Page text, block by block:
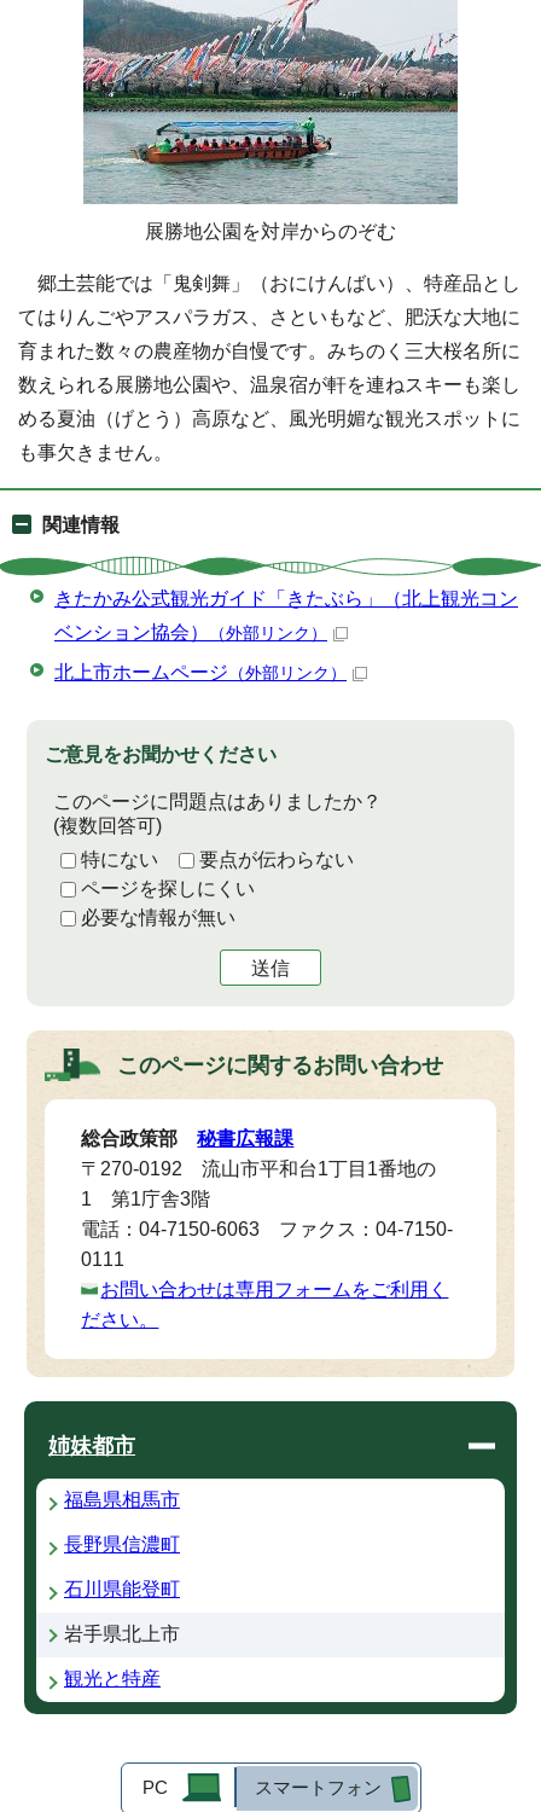
展勝地公園を対岸からのぞむ
郷土芸能では「鬼剣舞」（おにけんばい）、特産品とし
てはりんごやアスパラガス、さといもなど、肥沃な大地に
育まれた数々の農産物が自慢です。みちのく三大桜名所に
数えられる展勝地公園や、温泉宿が軒を連ねスキーも楽し
める夏油（げとう）高原など、風光明媚な観光スポットに
も事欠きません。
関連情報
きたかみ公式観光ガイド「きたぶら」（北上観光コン
ベンション協会）
（外部リンク）
北上市ホームページ （外部リンク）
ご意見をお聞かせください
このページに問題点はありましたか？
(複数回答可)
特にない
要点が伝わらない
ページを探しにくい
必要な情報が無い
送信
このページに関するお問い合わせ
総合政策部秘書広報課
〒270-0192 流山市平和台1丁目1番地の
1 第1庁舎3階
電話：04-7150-6063 ファクス：04-7150-
0111
お問い合わせは専用フォームをご利用く
ださい。
姉妹都市
福島県相馬市
長野県信濃町
石川県能登町
岩手県北上市
観光と特産
PC スマートフォン